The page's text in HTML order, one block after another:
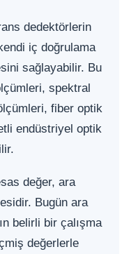
dedektörlerin
iç doğrulama
sağlayabilir. Bu
spektral
fiber optik
endüstriyel optik
değer, ara
Bugün ara
belirli bir çalışma
değerlerle